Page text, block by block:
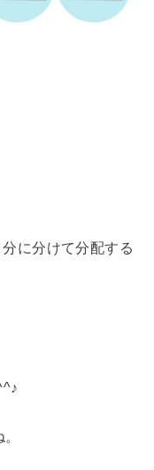
に分けて分配する